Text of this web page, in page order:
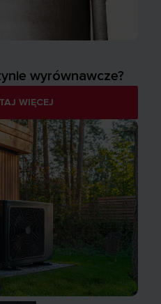
wyrównawcze?
WIĘCEJ